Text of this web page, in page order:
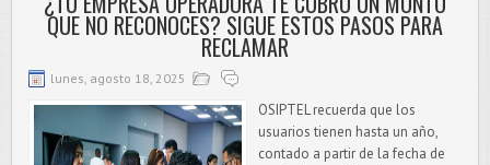
QUE NO RECONOCES? SIGUE ESTOS PASOS PARA
RECLAMAR
lunes, agosto 18, 2025
OSIPTEL recuerda que los
usuarios tienen hasta un año,
contado a partir de la fecha de